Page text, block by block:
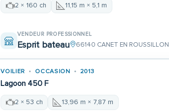
2 × 160 ch 11,15 m × 5,1 m
VENDEUR PROFESSIONNEL
Esprit bateau 66140 CANET EN ROUSSILLON
VOILIER OCCASION 2013
Lagoon 450 F
2 × 53 ch 13,96 m × 7,87 m